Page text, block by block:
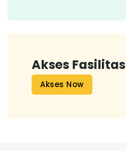
Akses Fasilitas
Akses Now